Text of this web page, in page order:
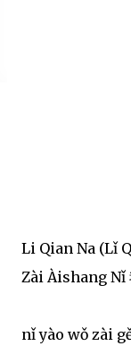
Li Qian Na (Lǐ
Zài Àishang Nǐ
nǐ yào wǒ zài